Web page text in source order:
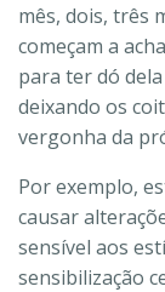
mês, dois, três
começam a
para ter dó
deixando os
vergonha da
Por exemplo,
causar
sensível aos
sensibilização